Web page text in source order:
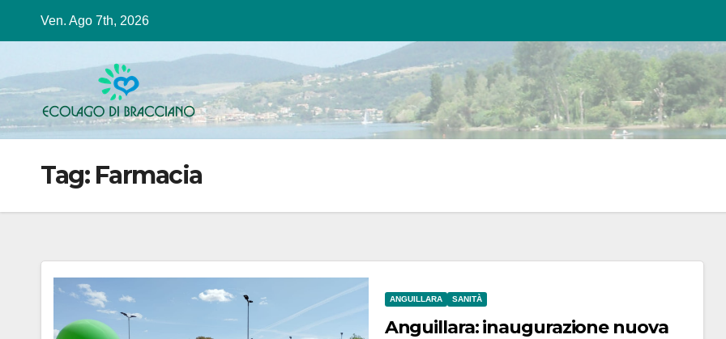
Ven. Ago 7th, 2026
Tag: Farmacia
ANGUILLARA SANITÀ
Anguillara: inaugurazione nuova